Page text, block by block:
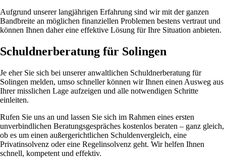
Aufgrund unserer langjährigen Erfahrung sind wir mit der ganzen
Bandbreite an möglichen finanziellen Problemen bestens vertraut und
können Ihnen daher eine effektive Lösung für Ihre Situation anbieten.
Schuldnerberatung für Solingen
Je eher Sie sich bei unserer anwaltlichen Schuldnerberatung für
Solingen melden, umso schneller können wir Ihnen einen Ausweg aus
Ihrer misslichen Lage aufzeigen und alle notwendigen Schritte
einleiten.
Rufen Sie uns an und lassen Sie sich im Rahmen eines ersten
unverbindlichen Beratungsgespräches kostenlos beraten – ganz gleich,
ob es um einen außergerichtlichen Schuldenvergleich, eine
Privatinsolvenz oder eine Regelinsolvenz geht. Wir helfen Ihnen
schnell, kompetent und effektiv.